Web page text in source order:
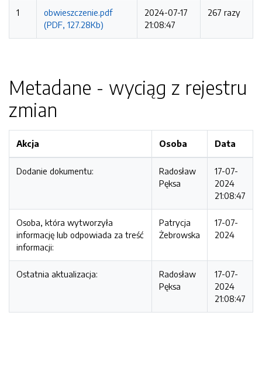
1
obwieszczenie.pdf
(PDF, 127.28Kb)
2024-07-17
21:08:47
267 razy
Metadane - wyciąg z rejestru
zmian
Akcja Osoba Data
Dodanie dokumentu:
Radosław
Pęksa
17-07-
2024
21:08:47
Osoba, która wytworzyła
informację lub odpowiada za treść
informacji:
Patrycja
Żebrowska
17-07-
2024
Ostatnia aktualizacja:
Radosław
Pęksa
17-07-
2024
21:08:47